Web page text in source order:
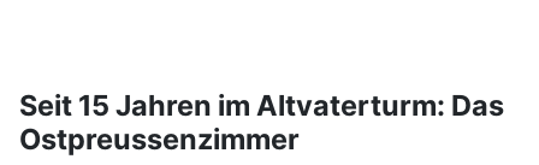
Seit 15 Jahren im Altvaterturm: Das
Ostpreussenzimmer